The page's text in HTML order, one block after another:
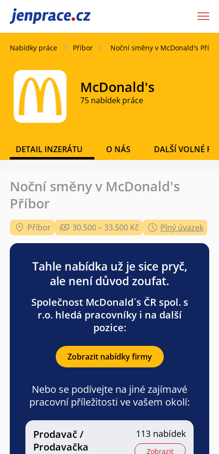
JenPráce.cz
Nabídky práce Příbor Noční směny v McDonald's
McDonald's
75 nabídek práce
DETAIL INZERÁTU O NÁS DALŠÍ VOLNÉ
Noční směny v McDonald's
Příbor
Příbor 30.500 – 33.500 Kč Plný úvazek
Tahle nabídka už je sice pryč,
ale není důvod zoufat.
Společnost McDonald`s ČR spol. s
r.o. hledá pracovníky i na další
pozice:
Zobrazit nabídky firmy
Nebo se podívejte na jiné zajímavé
pracovní příležitosti ve vašem okolí:
Prodavač /
Prodavačka
113 nabídek
Zobrazit